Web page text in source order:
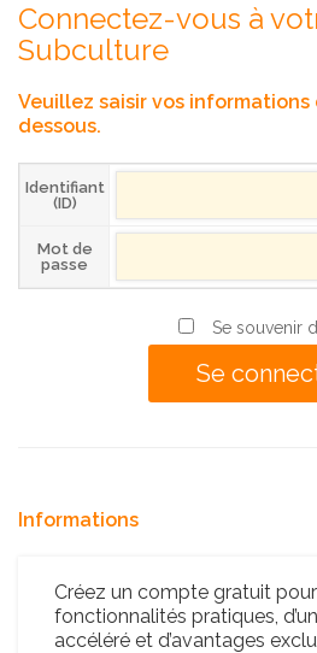
Connectez-vous à
Subculture
Veuillez saisir vos informations
dessous.
Identifiant
(ID)
Mot de
passe
Se souvenir
Informations
Créez un compte gratuit
fonctionnalités pratiques,
accéléré et d’avantages